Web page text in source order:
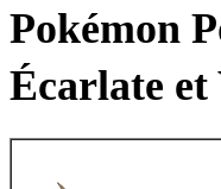
Pokémon
Écarlate et